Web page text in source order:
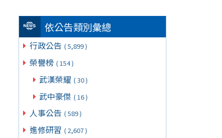
依公告類別彙總
行政公告 ( 5,899 )
榮譽榜 ( 154 )
武漢榮耀 ( 30 )
武中豪傑 ( 16 )
人事公告 ( 589 )
進修研習 ( 2,607 )